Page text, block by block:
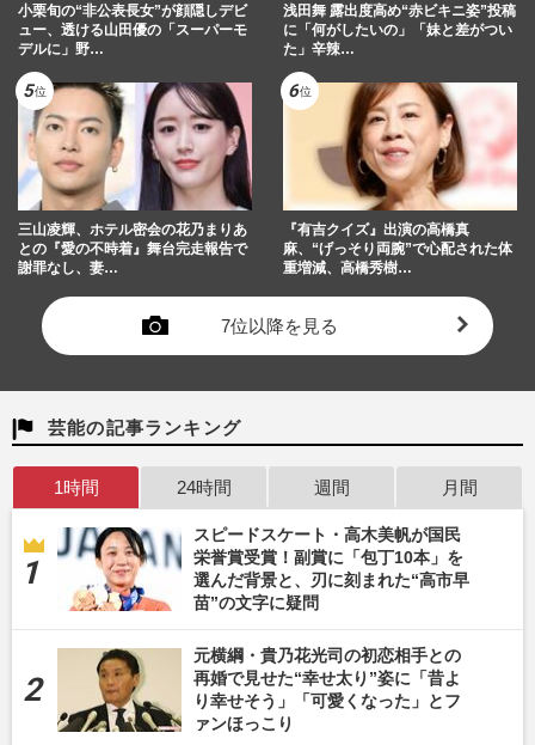
小栗旬の“非公表長女”が顔隠しデビ
ュー、透ける山田優の「スーパーモ
デルに」野…
浅田舞 露出度高め“赤ビキニ姿”投稿
に「何がしたいの」「妹と差がつい
た」辛辣…
三山凌輝、ホテル密会の花乃まりあ
との『愛の不時着』舞台完走報告で
謝罪なし、妻…
『有吉クイズ』出演の高橋真
麻、“げっそり両腕”で心配された体
重増減、高橋秀樹…
7位以降を見る
芸能の記事ランキング
1時間 24時間 週間 月間
スピードスケート・高木美帆が国民
栄誉賞受賞！副賞に「包丁10本」を
選んだ背景と、刃に刻まれた“高市早
苗”の文字に疑問
元横綱・貴乃花光司の初恋相手との
再婚で見せた“幸せ太り”姿に「昔よ
り幸せそう」「可愛くなった」とフ
ァンほっこり